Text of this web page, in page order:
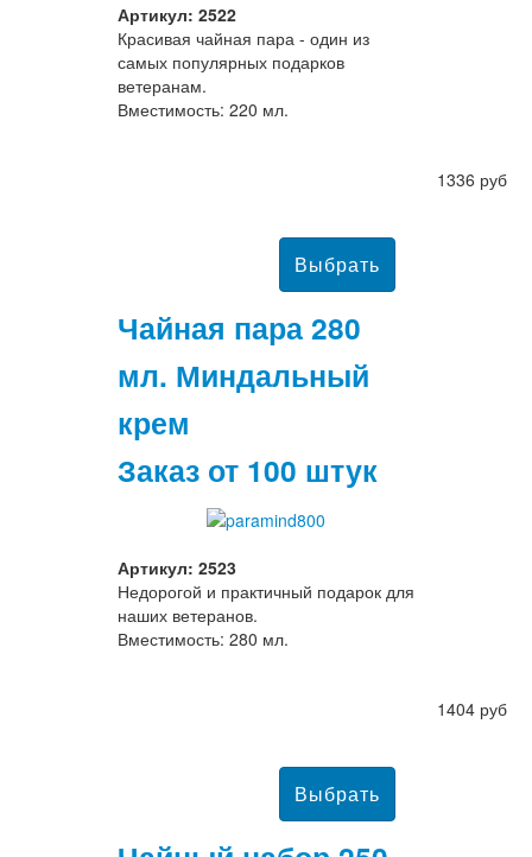
Артикул: 2522
Красивая чайная пара - один из
самых популярных подарков
ветеранам.
Вместимость: 220 мл.
1336 руб
Чайная пара 280
мл. Миндальный
крем
Заказ от 100 штук
Артикул: 2523
Недорогой и практичный подарок для
наших ветеранов.
Вместимость: 280 мл.
1404 руб